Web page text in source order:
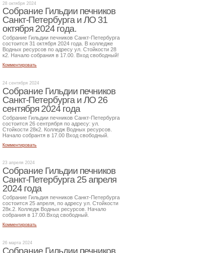
28 октября 2024
Собрание Гильдии печников
Санкт-Петербурга и ЛО 31
октября 2024 года.
Собрание Гильдии печников Санкт-Петербурга
состоится 31 октября 2024 года. В колледже
Водных ресурсов по адресу ул. Стойкости 28
к2. Начало собрания в 17.00. Вход свободный!
Комментировать
24 сентября 2024
Собрание Гильдии печников
Санкт-Петербурга и ЛО 26
сентября 2024 года
Собрание Гильдии печников Санкт-Петербурга
состоится 26 сентрября по адресу: ул.
Стойкости 28к2. Колледж Водных ресурсов.
Начало собрантя в 17.00 Вход свободный.
Комментировать
23 апреля 2024
Собрание Гильдии печников
Санкт-Петербурга 25 апреля
2024 года
Собрание Гильдия печников Санкт-Петербурга
состоится 25 апреля, по адресу ул. Стойкости
28к.2. Колледж Водных ресурсов. Начало
собрания в 17.00.Вход свободный.
Комментировать
26 марта 2024
Собрание Гильдии печников